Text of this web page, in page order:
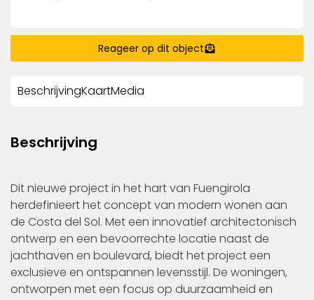
Reageer op dit object
BeschrijvingKaartMedia
Beschrijving
Dit nieuwe project in het hart van Fuengirola
herdefinieert het concept van modern wonen aan
de Costa del Sol. Met een innovatief architectonisch
ontwerp en een bevoorrechte locatie naast de
jachthaven en boulevard, biedt het project een
exclusieve en ontspannen levensstijl. De woningen,
ontworpen met een focus op duurzaamheid en